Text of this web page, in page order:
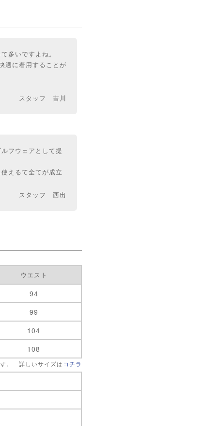
多いですよね。
適に着用することが
スタッフ 吉川
フウェアとして提
えるて全てが成立
スタッフ 西出
ウエスト
94
99
104
108
。 詳しいサイズは コチラ